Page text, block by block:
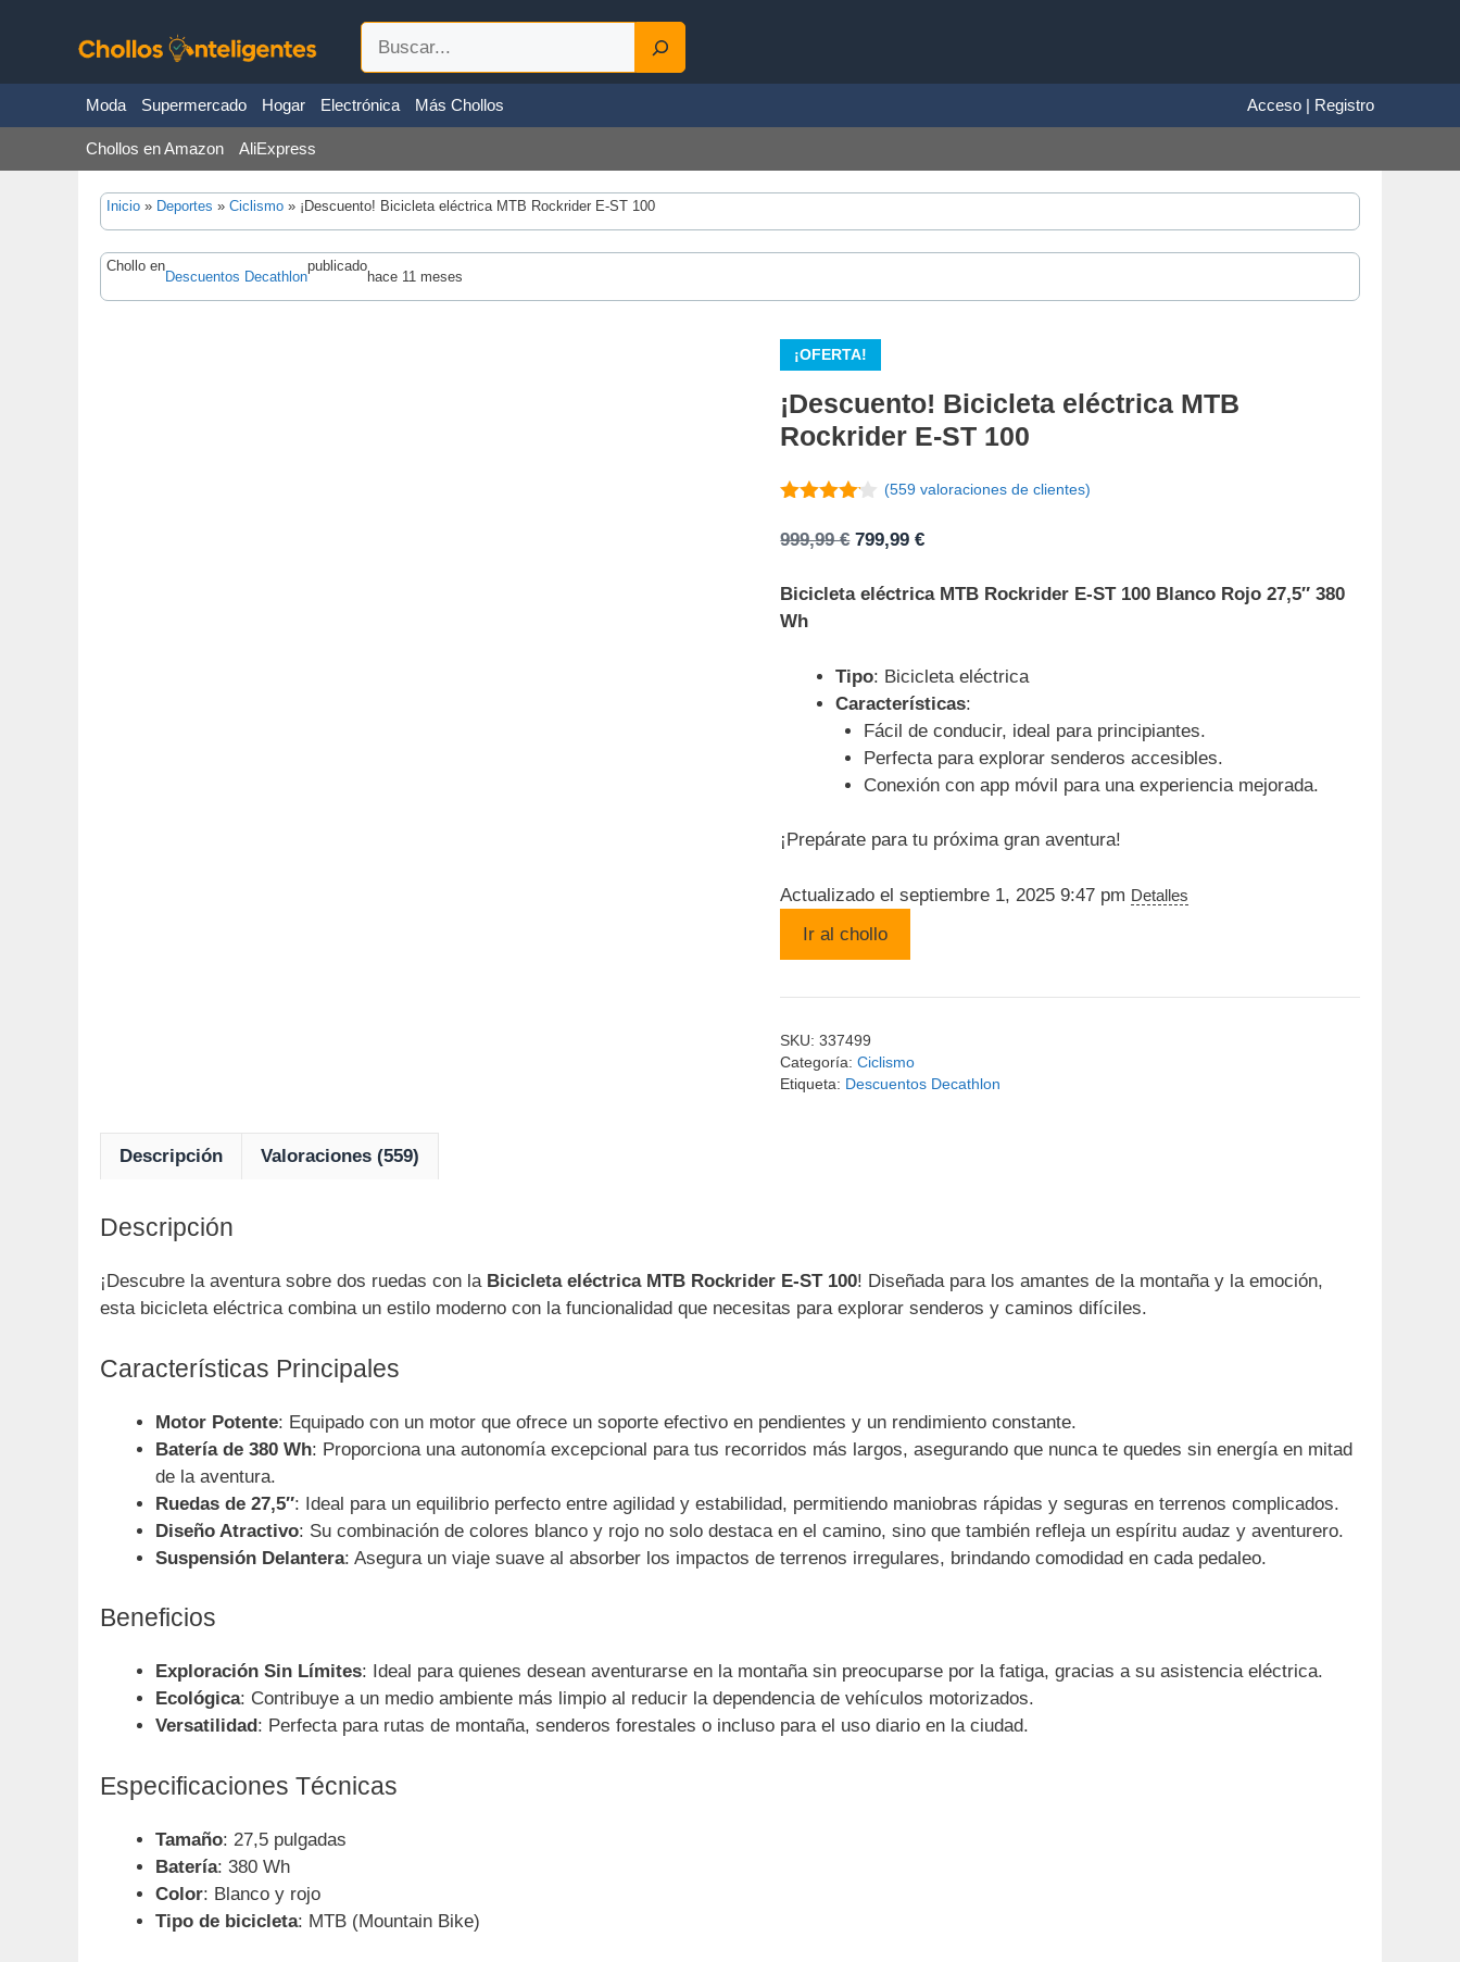
Buscar
Moda Supermercado Hogar Electrónica Más Chollos Acceso | Registro
Chollos en Amazon AliExpress
Inicio » Deportes » Ciclismo » ¡Descuento! Bicicleta eléctrica MTB Rockrider E-ST 100
Chollo en
Descuentos Decathlon
publicado
hace 11 meses
¡OFERTA!
¡Descuento! Bicicleta eléctrica MTB
Rockrider E-ST 100
(559 valoraciones de clientes)
999,99€ El
original
799,99€El
actual
Bicicleta eléctrica MTB Rockrider E-ST 100 Blanco Rojo 27,5″ 380
Wh
Tipo: Bicicleta eléctrica
Características:
Fácil de conducir, ideal para principiantes.
Perfecta para explorar senderos accesibles.
Conexión con app móvil para una experiencia mejorada.
¡Prepárate para tu próxima gran aventura!
Actualizado el septiembre 1, 2025 9:47 pm Detalles
Ir al chollo
SKU:337499
Categoría:Ciclismo
Etiqueta: Descuentos Decathlon
Descripción Valoraciones (559)
Descripción
¡Descubre la aventura sobre dos ruedas con la Bicicleta eléctrica MTB Rockrider E-ST 100! Diseñada para los amantes de la montaña y la emoción,
esta bicicleta eléctrica combina un estilo moderno con la funcionalidad que necesitas para explorar senderos y caminos difíciles.
Características Principales
Motor Potente: Equipado con un motor que ofrece un soporte efectivo en pendientes y un rendimiento constante.
Batería de 380 Wh: Proporciona una autonomía excepcional para tus recorridos más largos, asegurando que nunca te quedes sin energía en mitad
de la aventura.
Ruedas de 27,5″: Ideal para un equilibrio perfecto entre agilidad y estabilidad, permitiendo maniobras rápidas y seguras en terrenos complicados.
Diseño Atractivo: Su combinación de colores blanco y rojo no solo destaca en el camino, sino que también refleja un espíritu audaz y aventurero.
Suspensión Delantera: Asegura un viaje suave al absorber los impactos de terrenos irregulares, brindando comodidad en cada pedaleo.
Beneficios
Exploración Sin Límites: Ideal para quienes desean aventurarse en la montaña sin preocuparse por la fatiga, gracias a su asistencia eléctrica.
Ecológica: Contribuye a un medio ambiente más limpio al reducir la dependencia de vehículos motorizados.
Versatilidad: Perfecta para rutas de montaña, senderos forestales o incluso para el uso diario en la ciudad.
Especificaciones Técnicas
Tamaño: 27,5 pulgadas
Batería: 380 Wh
Color: Blanco y rojo
Tipo de bicicleta: MTB (Mountain Bike)